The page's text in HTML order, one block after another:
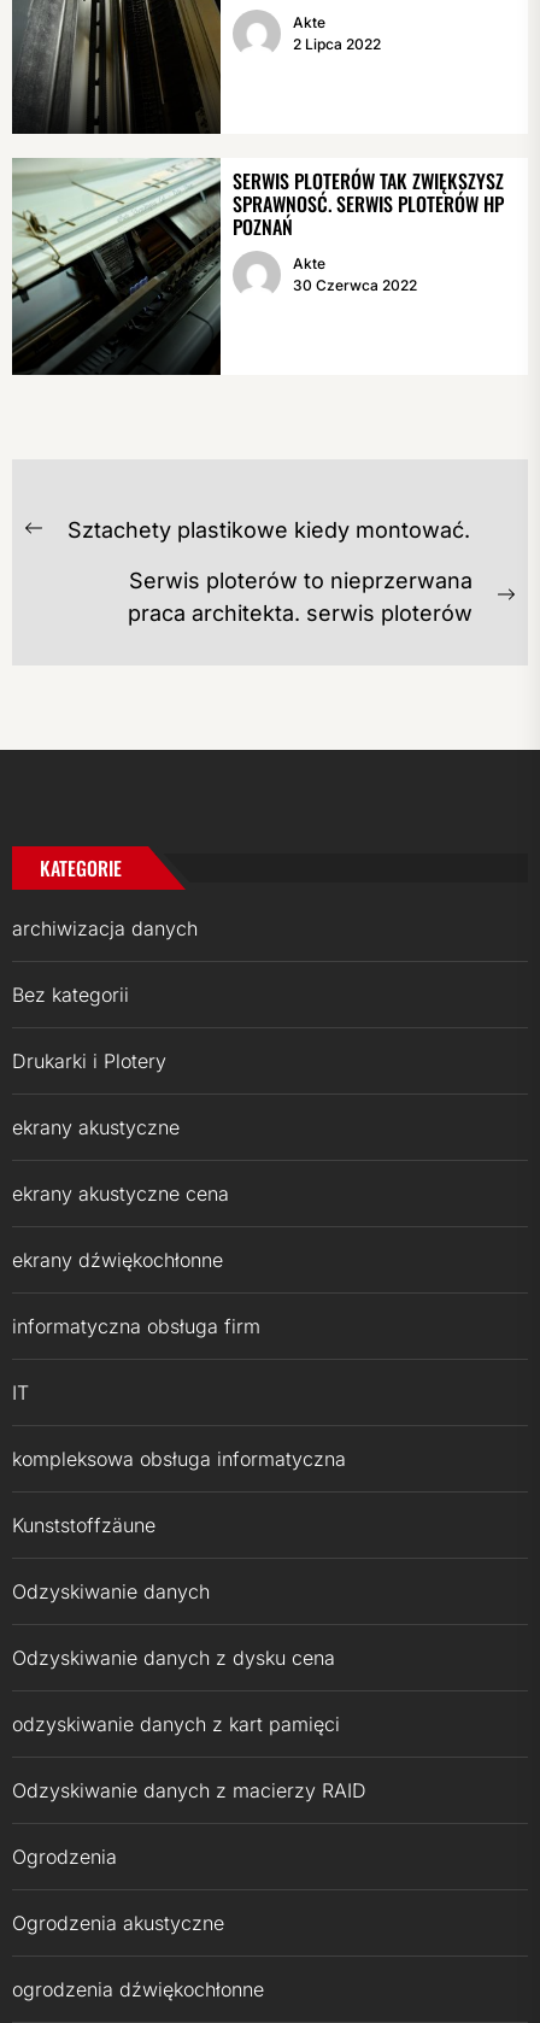
Akte
2 Lipca 2022
SERWIS PLOTERÓW TAK ZWIĘKSZYSZ
SPRAWNOSĆ. SERWIS PLOTERÓW HP
POZNAŃ
Akte
30 Czerwca 2022
NAWIGACJA
WPISU
Previous
Sztachety plastikowe kiedy montować.
Serwis ploterów to nieprzerwana
praca architekta. serwis ploterów
KATEGORIE
archiwizacja danych
Bez kategorii
Drukarki i Plotery
ekrany akustyczne
ekrany akustyczne cena
ekrany dźwiękochłonne
informatyczna obsługa firm
IT
kompleksowa obsługa informatyczna
Kunststoffzäune
Odzyskiwanie danych
Odzyskiwanie danych z dysku cena
odzyskiwanie danych z kart pamięci
Odzyskiwanie danych z macierzy RAID
Ogrodzenia
Ogrodzenia akustyczne
ogrodzenia dźwiękochłonne